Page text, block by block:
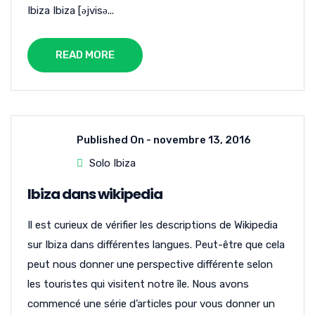
Ibiza Ibiza [əjvisə...
READ MORE
Published On - novembre 13, 2016
Solo Ibiza
Ibiza dans wikipedia
Il est curieux de vérifier les descriptions de Wikipedia
sur Ibiza dans différentes langues. Peut-être que cela
peut nous donner une perspective différente selon
les touristes qui visitent notre île. Nous avons
commencé une série d’articles pour vous donner un